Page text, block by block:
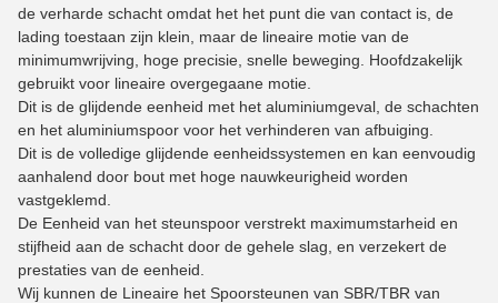
de verharde schacht omdat het het punt die van contact is, de
lading toestaan zijn klein, maar de lineaire motie van de
minimumwrijving, hoge precisie, snelle beweging. Hoofdzakelijk
gebruikt voor lineaire overgegaane motie.
Dit is de glijdende eenheid met het aluminiumgeval, de schachten
en het aluminiumspoor voor het verhinderen van afbuiging.
Dit is de volledige glijdende eenheidssystemen en kan eenvoudig
aanhalend door bout met hoge nauwkeurigheid worden
vastgeklemd.
De Eenheid van het steunspoor verstrekt maximumstarheid en
stijfheid aan de schacht door de gehele slag, en verzekert de
prestaties van de eenheid.
Wij kunnen de Lineaire het Spoorsteunen van SBR/TBR van